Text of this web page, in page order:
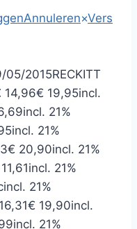
Annuleren×Vers
/05/2015RECKITT
14,96€ 19,95incl.
incl. 21%
incl. 21%
€ 20,90incl. 21%
incl. 21%
incl. 21%
€ 19,90incl.
incl. 21%